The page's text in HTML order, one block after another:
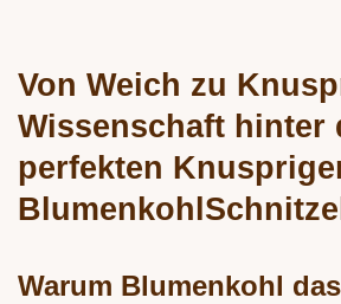
Von Weich zu
Wissenschaft hinter
perfekten
BlumenkohlSchnitzel
Warum Blumenkohl